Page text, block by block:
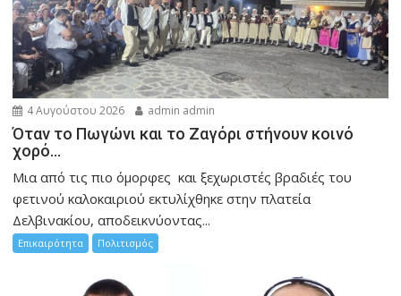
4 Αυγούστου 2026 admin admin
Όταν το Πωγώνι και το Ζαγόρι στήνουν κοινό
χορό…
Μια από τις πιο όμορφες και ξεχωριστές βραδιές του
φετινού καλοκαιριού εκτυλίχθηκε στην πλατεία
Δελβινακίου, αποδεικνύοντας...
Επικαιρότητα Πολιτισμός